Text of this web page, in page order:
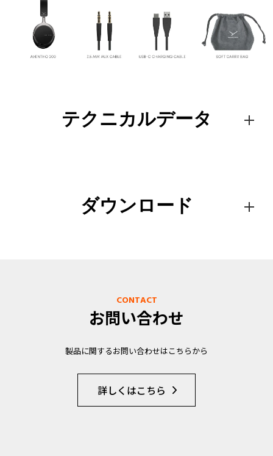
テクニカルデータ
ダウンロード
CONTACT
お問い合わせ
製品に関するお問い合わせはこちらから
詳しくはこちら